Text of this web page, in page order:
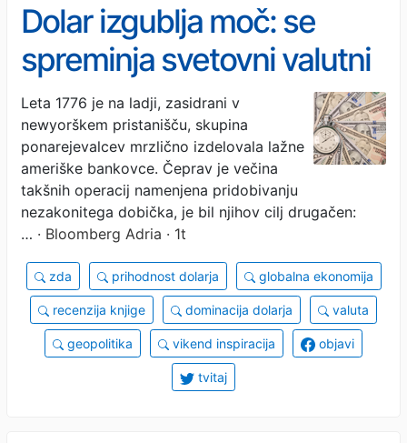
Dolar izgublja moč: se
spreminja svetovni valutni
red?
Leta 1776 je na ladji, zasidrani v
newyorškem pristanišču, skupina
ponarejevalcev mrzlično izdelovala lažne
ameriške bankovce. Čeprav je večina
takšnih operacij namenjena pridobivanju
nezakonitega dobička, je bil njihov cilj drugačen:
… · Bloomberg Adria · 1t
zda prihodnost dolarja globalna ekonomija
recenzija knjige dominacija dolarja valuta
geopolitika vikend inspiracija objavi
tvitaj